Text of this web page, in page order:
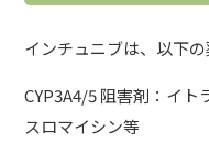
インチュニブは、以下
CYP3A4/5 阻害剤：イ
スロマイシン等